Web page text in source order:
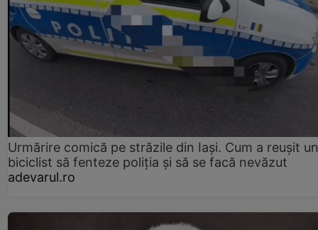
Urmărire comică pe străzile din Iași. Cum a reușit un
biciclist să fenteze poliția și să se facă nevăzut
adevarul.ro